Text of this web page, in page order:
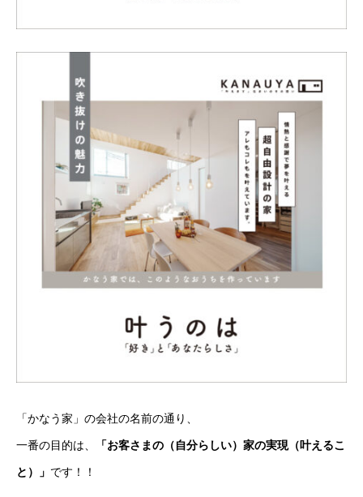
「かなう家」の会社の名前の通り、
一番の目的は、 「お客さまの（自分らしい）家の実現（叶えるこ
と）」 です！！